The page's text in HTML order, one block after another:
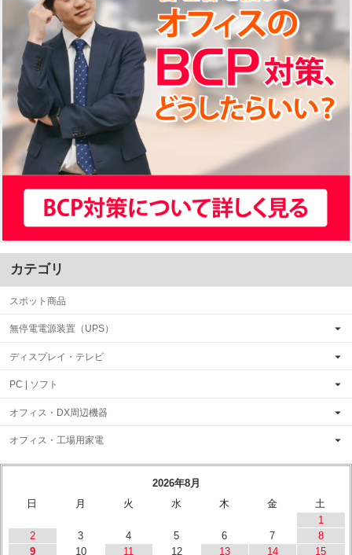
カテゴリ
スポット商品
無停電電源装置（UPS）
ディスプレイ・テレビ
PC | ソフト
オフィス・DX周辺機器
オフィス・工場用家電
2026年8月
日
月 火 水 木 金
土
1
2
3 4 5 6 7
8
9
10 11 12 13 14
15